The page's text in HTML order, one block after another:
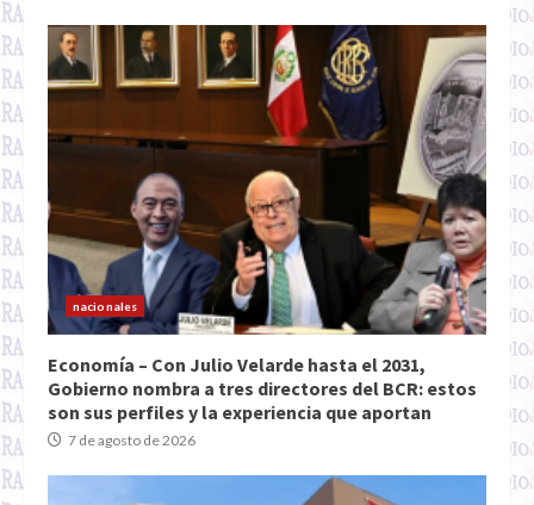
nacionales
Economía – Con Julio Velarde hasta el 2031,
Gobierno nombra a tres directores del BCR: estos
son sus perfiles y la experiencia que aportan
7 de agosto de 2026